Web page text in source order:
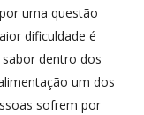
uma questão
dificuldade é
dentro dos
um dos
sofrem por